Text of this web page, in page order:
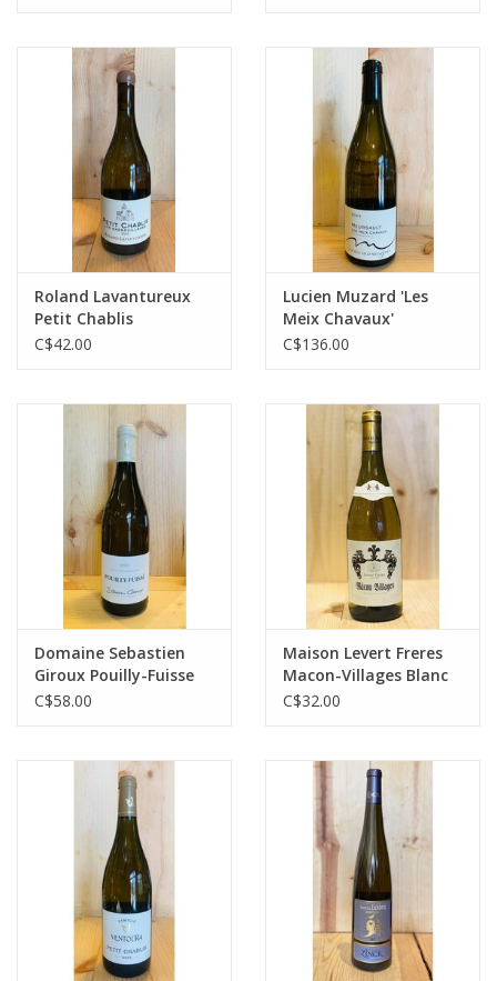
Roland Lavantureux
Petit Chablis
C$42.00
Lucien Muzard 'Les
Meix Chavaux'
Meursault
C$136.00
Domaine Sebastien
Giroux Pouilly-Fuisse
C$58.00
Maison Levert Freres
Macon-Villages Blanc
C$32.00